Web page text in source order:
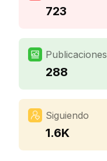
723
Publicaciones
288
Siguiendo
1.6K